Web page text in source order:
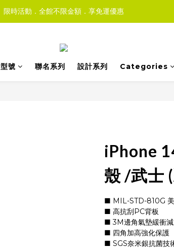
限時活動．全館不限金額．享免運優惠
型號 聯名系列 設計系列 Categories
iPhone
殼 /武士
■ MIL-STD-810G 美
■ 高抗刮PC背板
■ 3M邊角氣墊緩衝
■ 四角加高強化保護
■ SGS奈米銀抗菌技